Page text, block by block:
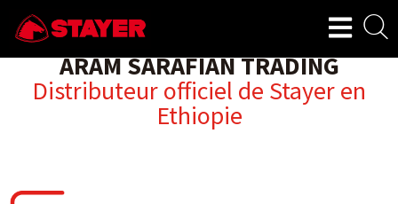
ARAM SARAFIAN TRADING
Distributeur officiel de Stayer en
Ethiopie